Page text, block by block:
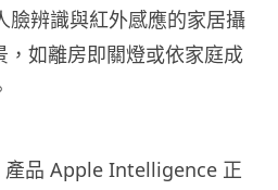
臉辨識與紅外感應的家居攝
，如離房即關燈或依家庭成
產品 Apple Intelligence 正